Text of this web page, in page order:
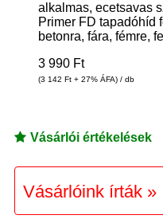
alkalmas, ecetsavas
Primer FD tapadóhíd
betonra, fára, fémre,
3 990 Ft
(3 142 Ft + 27% ÁFA) / db
Vásárlói értékelések
Vásárlóink írták »